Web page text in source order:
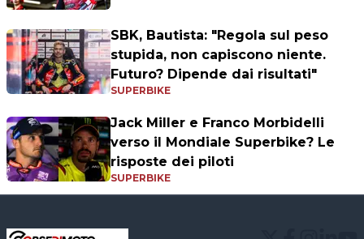
SBK, Bautista: "Regola sul peso
stupida, non capiscono niente.
Futuro? Dipende dai risultati"
SUPERBIKE
Jack Miller e Franco Morbidelli
verso il Mondiale Superbike? Le
risposte dei piloti
SUPERBIKE